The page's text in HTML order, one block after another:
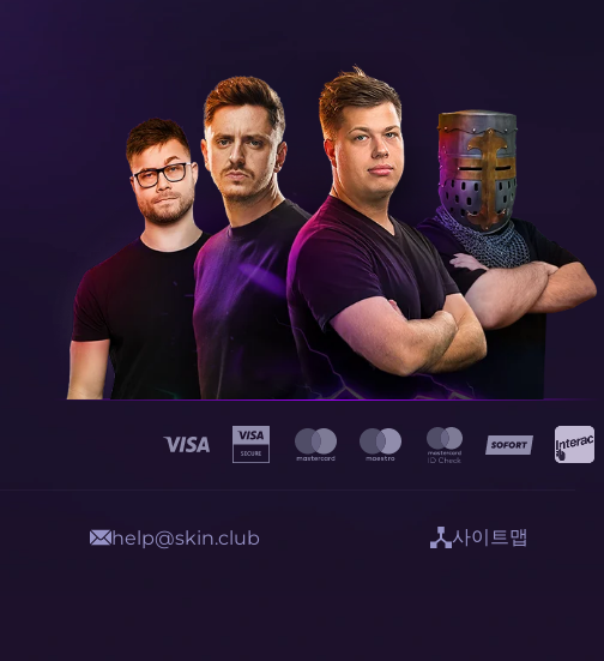
help@skin.club 사이트맵